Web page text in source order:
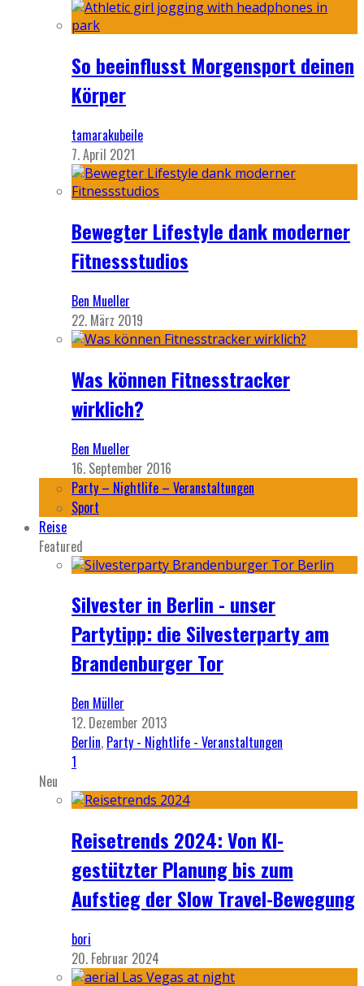
So beeinflusst Morgensport deinen
Körper
tamarakubeile
7. April 2021
Bewegter Lifestyle dank moderner
Fitnessstudios
Ben Mueller
22. März 2019
Was können Fitnesstracker
wirklich?
Ben Mueller
16. September 2016
Party – Nightlife – Veranstaltungen
Sport
Reise
Featured
Silvester in Berlin - unser
Partytipp: die Silvesterparty am
Brandenburger Tor
Ben Müller
12. Dezember 2013
Berlin, Party - Nightlife - Veranstaltungen
1
Neu
Reisetrends 2024: Von KI-
gestützter Planung bis zum
Aufstieg der Slow Travel-Bewegung
bori
20. Februar 2024